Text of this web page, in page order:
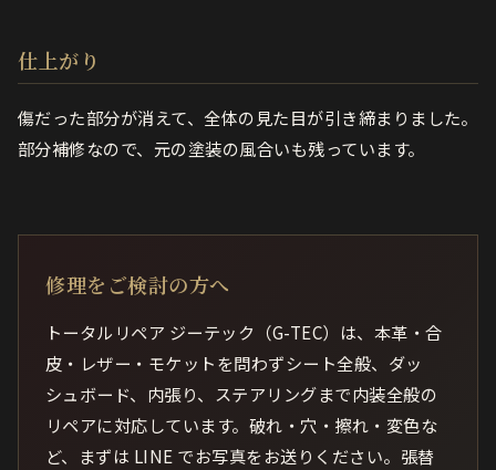
仕上がり
傷だった部分が消えて、全体の見た目が引き締まりました。
部分補修なので、元の塗装の風合いも残っています。
修理をご検討の方へ
トータルリペア ジーテック（G-TEC）は、本革・合
皮・レザー・モケットを問わずシート全般、ダッ
シュボード、内張り、ステアリングまで内装全般の
リペアに対応しています。破れ・穴・擦れ・変色な
ど、まずは LINE でお写真をお送りください。張替